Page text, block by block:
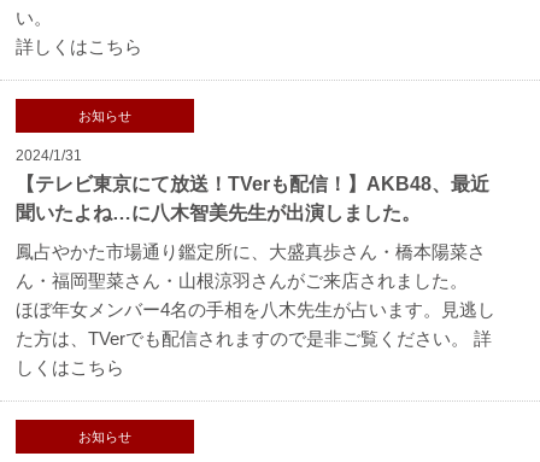
い。
詳しくはこちら
お知らせ
2024/1/31
【テレビ東京にて放送！TVerも配信！】AKB48、最近
聞いたよね…に八木智美先生が出演しました。
鳳占やかた市場通り鑑定所に、大盛真歩さん・橋本陽菜さ
ん・福岡聖菜さん・山根涼羽さんがご来店されました。
ほぼ年女メンバー4名の手相を八木先生が占います。見逃し
た方は、TVerでも配信されますので是非ご覧ください。詳
しくはこちら
お知らせ